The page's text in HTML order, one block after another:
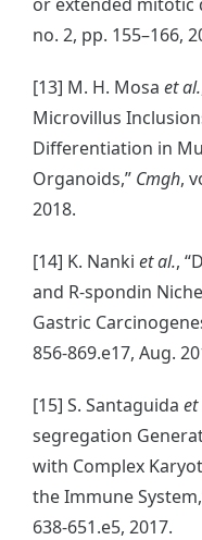
no. 2, pp. 155–166,
[13] M. H. Mosa et al.
Microvillus
Differentiation in
Organoids,” Cmgh,
2018.
[14] K. Nanki et al.,
and R-spondin
Gastric
856-869.e17, Aug.
[15] S. Santaguida et
segregation
with Complex
the Immune
638-651.e5, 2017.